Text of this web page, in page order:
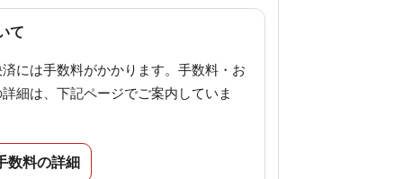
て
には手数料がかかります。手数料・お
細は、下記ページでご案内していま
数料の詳細